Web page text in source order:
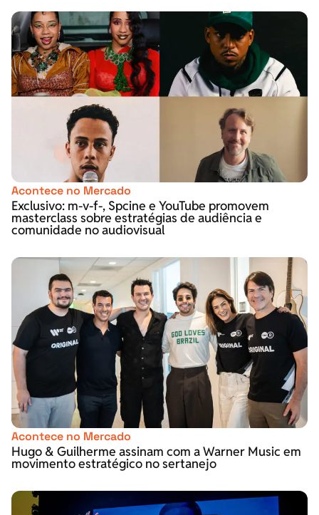
Acontece no Mercado
Exclusivo: m-v-f-, Spcine e YouTube promovem
masterclass sobre estratégias de audiência e
comunidade no audiovisual
Acontece no Mercado
Hugo & Guilherme assinam com a Warner Music em
movimento estratégico no sertanejo